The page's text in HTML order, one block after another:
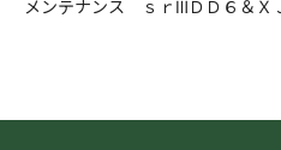
メンテナンス ｓｒⅢＤＤ６＆Ｘ